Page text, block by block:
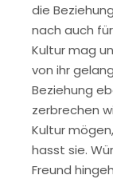
die
nach auch
Kultur mag
von ihr
Beziehung
zerbrechen
Kultur
hasst sie.
Freund